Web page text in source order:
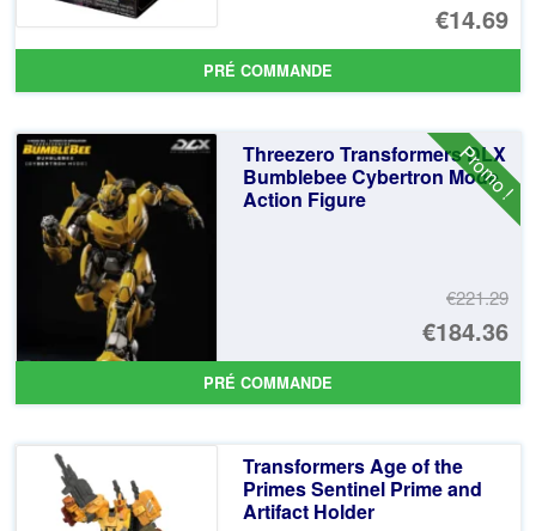
€14.69
PRÉ COMMANDE
Promo !
Threezero Transformers DLX
Bumblebee Cybertron Mode
Action Figure
€221.29
Le
€184.36
Le
PRÉ COMMANDE
Transformers Age of the
Primes Sentinel Prime and
Artifact Holder